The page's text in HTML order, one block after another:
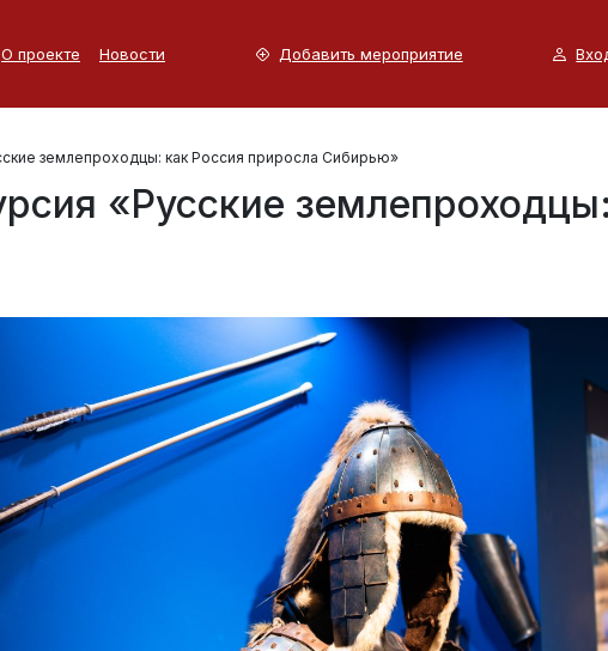
О проекте Новости Добавить мероприятие
землепроходцы: как Россия приросла Сибирью»
«Русские